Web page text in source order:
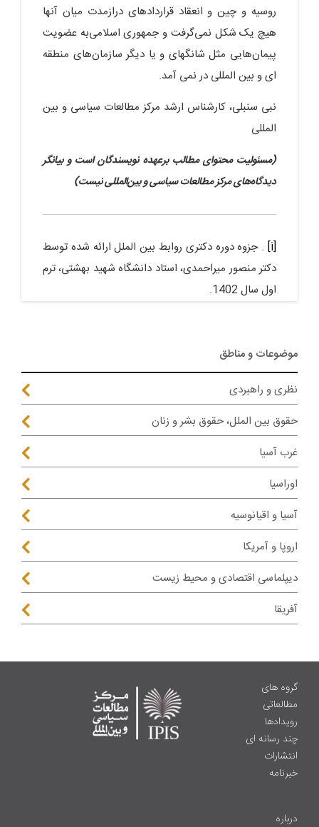
روسیه و چین و انعقاد قراردادهای درازمدت میان آنها
هیچ یک شکل نمی‌گرفت و جمهوری اسلامی‌به عضویت
پیمان‌هایی مثل شانگهای و یا دیگر سازمان‌های منطقه
ای و بین المللی در نمی آمد.
نبی سنبلی، کارشناس ارشد مرکز مطالعات سیاسی و بین
المللی
(مسئولیت محتوای مطالب برعهده نویسندگان است و بیانگر
دیدگاه‌های مرکز مطالعات سیاسی و بین‌المللی نیست)
[i] . جزوه دوره دکتری روابط بین الملل ارائه شده توسط
دکتر منصور میراحمدی، استاد دانشگاه شهید بهشتی، ترم
اول سال 1402.
موضوعات و مناطق
نظری و راهبردی
حقوق بین الملل، حقوق بشر و زنان
غرب آسیا
اوراسیا
آسیا و اقیانوسیه
اروپا و آمریکا
دیپلماسی اقتصادی و محیط زیست
آفریقا
گروه های
مطالعاتی
رویدادها
چند رسانه ای
انتشارات
خبرنامه
درباره